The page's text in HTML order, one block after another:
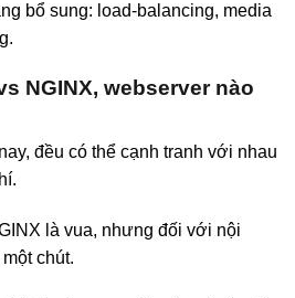
bổ sung: load-balancing, media
NGINX, webserver nào
đều có thể cạnh tranh với nhau
là vua, nhưng đối với nội
chút.